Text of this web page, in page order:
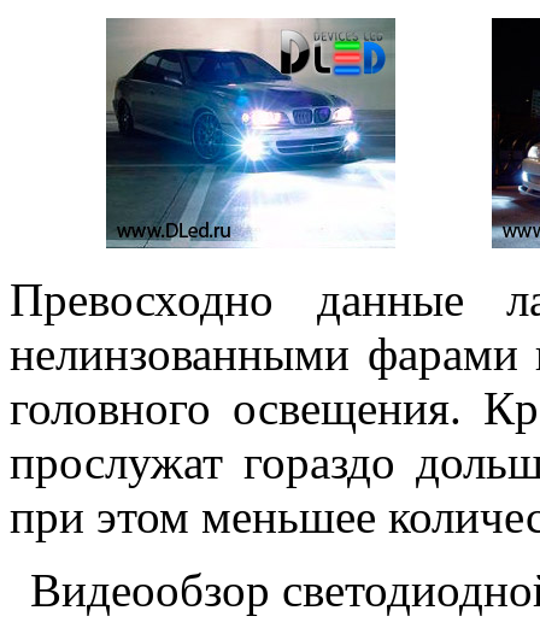
Превосходно данные
нелинзованными фарами
головного освещения.
прослужат гораздо
при этом меньшее
Видеообзор